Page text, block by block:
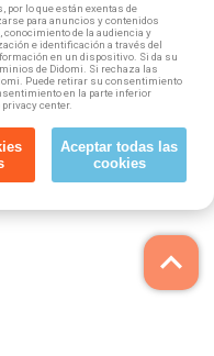
keyboard_arrow_up
lo que están exentas de
para anuncios y contenidos
de la audiencia y
e identificación a través del
en un dispositivo. Si da su
de Didomi. Si rechaza las
Puede retirar su consentimiento
en la parte inferior
center.
Aceptar todas las
cookies